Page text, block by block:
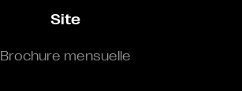
Site
Brochure mensuelle